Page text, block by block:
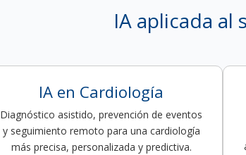
IA aplicada al
IA en Cardiología
Diagnóstico asistido, prevención de eventos
y seguimiento remoto para una cardiología
más precisa, personalizada y predictiva.